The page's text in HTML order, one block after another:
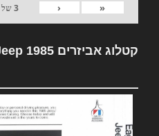
«
‹
3של
קטלוג אביזרים Jeep 1985